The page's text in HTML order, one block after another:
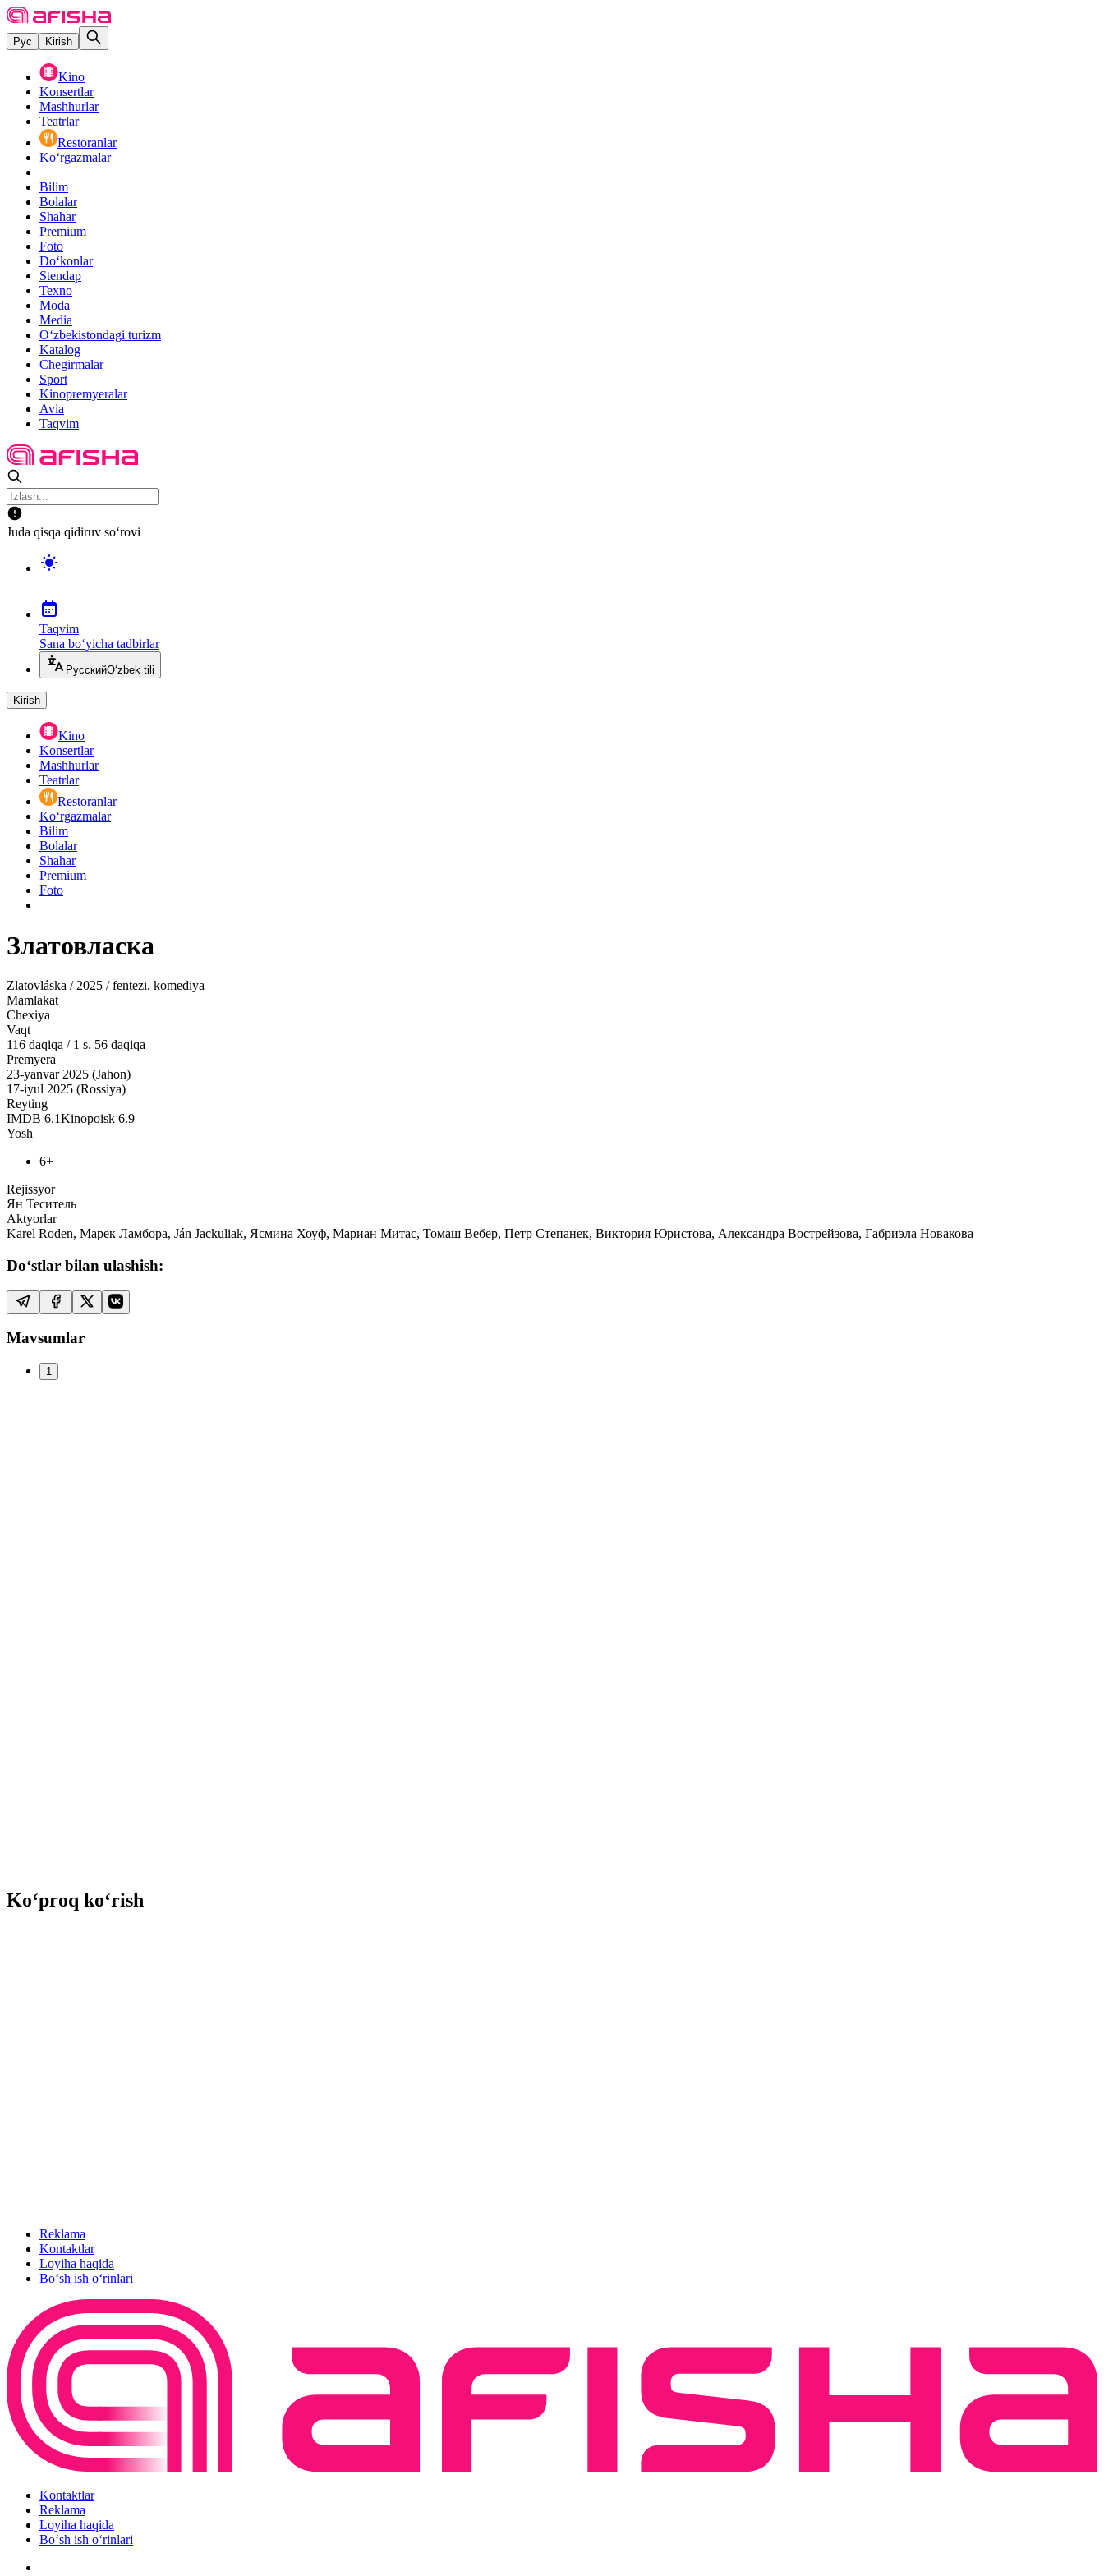
Рус Kirish
Kino
Konsertlar
Mashhurlar
Teatrlar
Restoranlar
Ko‘rgazmalar
Bilim
Bolalar
Shahar
Premium
Foto
Do‘konlar
Stendap
Texno
Moda
Media
O‘zbekistondagi turizm
Katalog
Chegirmalar
Sport
Kinopremyeralar
Avia
Taqvim
Juda qisqa qidiruv so‘rovi
Taqvim
Sana bo‘yicha tadbirlar
РусскийO‘zbek tili
Kirish
Kino
Konsertlar
Mashhurlar
Teatrlar
Restoranlar
Ko‘rgazmalar
Bilim
Bolalar
Shahar
Premium
Foto
Златовласка
Zlatovláska / 2025 / fentezi, komediya
Mamlakat
Chexiya
Vaqt
116 daqiqa / 1 s. 56 daqiqa
Premyera
23-yanvar 2025 (Jahon)
17-iyul 2025 (Rossiya)
Reyting
IMDB 6.1Kinopoisk 6.9
Yosh
6+
Rejissyor
Ян Теситель
Aktyorlar
Karel Roden, Марек Ламбора, Ján Jackuliak, Ясмина Хоуф, Мариан Митас, Томаш Вебер, Петр Степанек, Виктория Юристова, Александра Вострейзова, Габриэла Новакова
Do‘stlar bilan ulashish:
Mavsumlar
1
Ko‘proq ko‘rish
Reklama
Kontaktlar
Loyiha haqida
Bo‘sh ish o‘rinlari
Kontaktlar
Reklama
Loyiha haqida
Bo‘sh ish o‘rinlari